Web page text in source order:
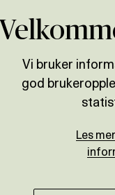
Vi bruker
god
Les